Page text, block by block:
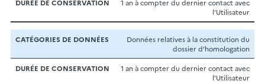
données
traitées
conservation1 an à compter du dernier contact avec
l’Utilisateur
Données relatives à la constitution du
dossier d’homologation
1 an à compter du dernier contact avec
l’Utilisateur